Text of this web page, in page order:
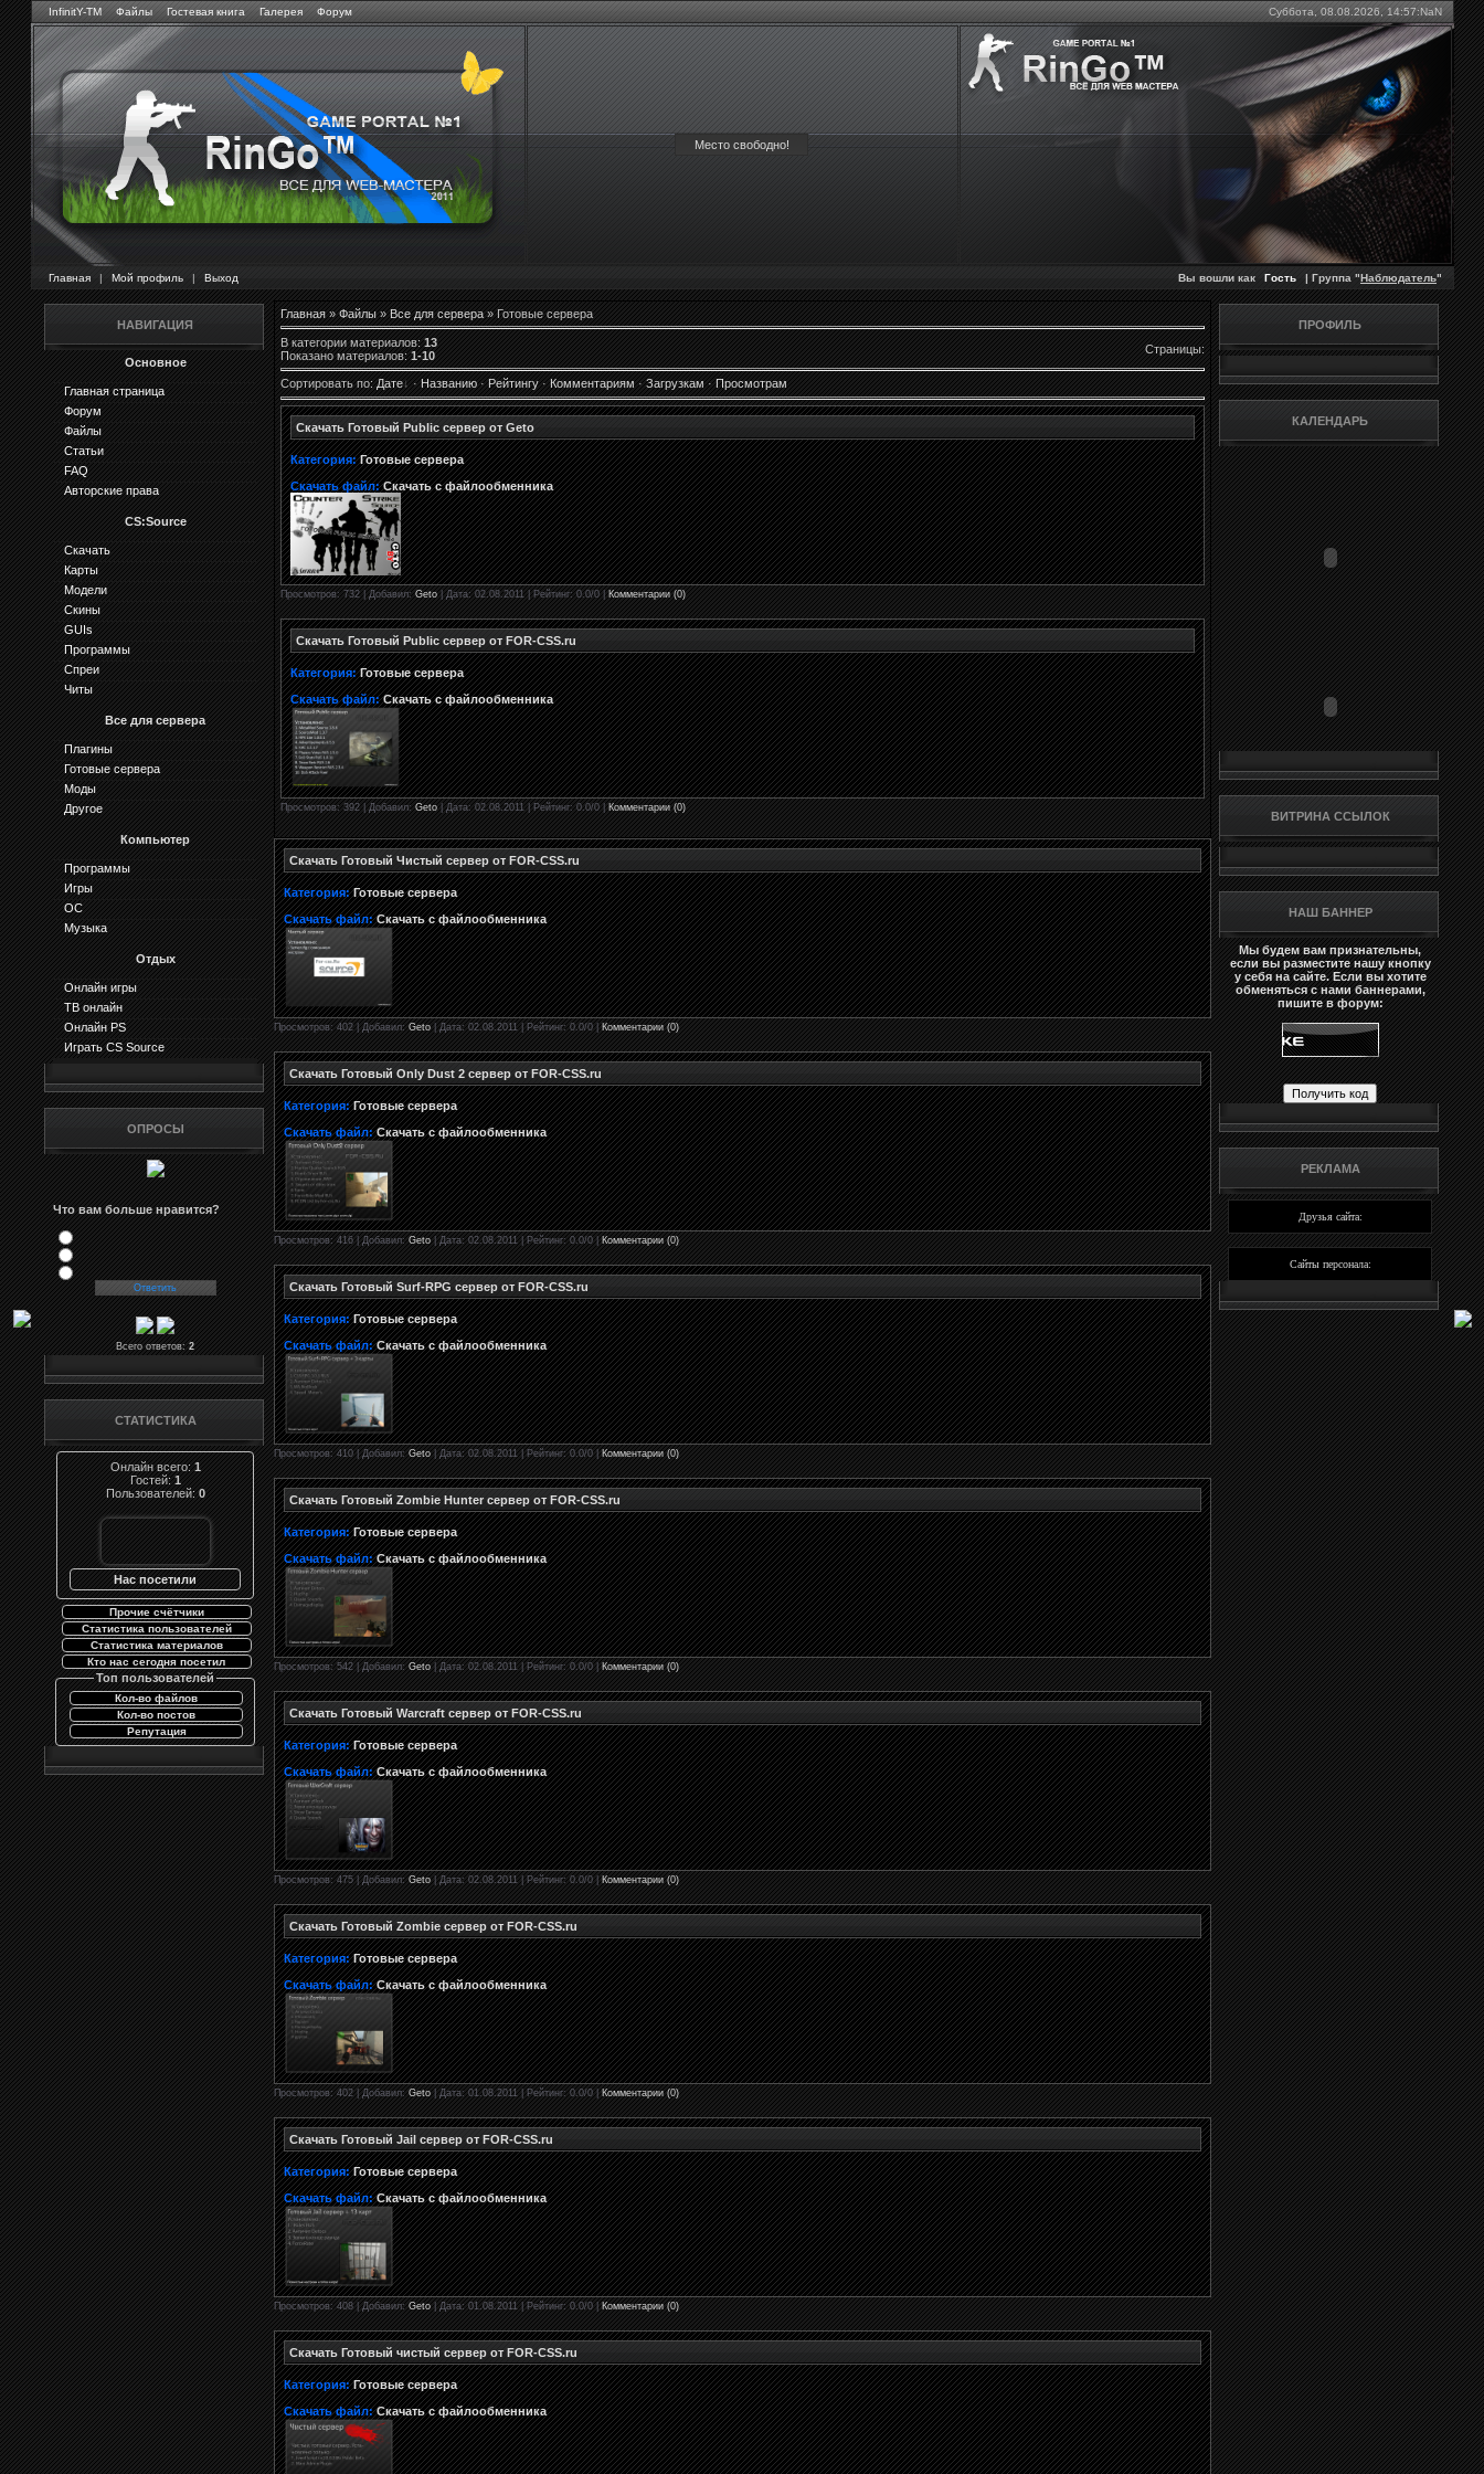
InfinitY-TM Файлы Гостевая книга Галерея Форум Суббота, 08.08.2026, 14:57:NaN
Место свободно!
Главная | Мой профиль | Выход Вы вошли как Гость | Группа "Наблюдатель"
НАВИГАЦИЯ
Основное
Главная страница
Форум
Файлы
Статьи
FAQ
Авторские права
CS:Source
Скачать
Карты
Модели
Скины
GUIs
Программы
Спреи
Читы
Все для сервера
Плагины
Готовые сервера
Моды
Другое
Компьютер
Программы
Игры
ОС
Музыка
Отдых
Онлайн игры
ТВ онлайн
Онлайн PS
Играть CS Source
ОПРОСЫ
Что вам больше нравится?
Всего ответов:2
СТАТИСТИКА
Онлайн всего:1
Гостей:1
Пользователей:0
Нас посетили
Прочие счётчики
Статистика пользователей
Статистика материалов
Кто нас сегодня посетил
Топ пользователей
Кол-во файлов
Кол-во постов
Репутация
Главная»Файлы»Все для сервера» Готовые сервера
В категории материалов:13
Показано материалов:1-10 Страницы:
Сортировать по:Дате ·Названию·Рейтингу·Комментариям·Загрузкам·Просмотрам
Скачать Готовый Public сервер от Geto
Категория: Готовые сервера
Скачать файл: Скачать с файлообменника
Просмотров: 732 | Добавил:Geto| Дата: 02.08.2011 | Рейтинг: 0.0/0 |Комментарии (0)
Скачать Готовый Public сервер от FOR-CSS.ru
Категория: Готовые сервера
Скачать файл: Скачать с файлообменника
Просмотров: 392 | Добавил:Geto| Дата: 02.08.2011 | Рейтинг: 0.0/0 |Комментарии (0)
Скачать Готовый Чистый сервер от FOR-CSS.ru
Категория: Готовые сервера
Скачать файл: Скачать с файлообменника
Просмотров: 402 | Добавил:Geto| Дата: 02.08.2011 | Рейтинг: 0.0/0 |Комментарии (0)
Скачать Готовый Only Dust 2 сервер от FOR-CSS.ru
Категория: Готовые сервера
Скачать файл: Скачать с файлообменника
Просмотров: 416 | Добавил:Geto| Дата: 02.08.2011 | Рейтинг: 0.0/0 |Комментарии (0)
Скачать Готовый Surf-RPG сервер от FOR-CSS.ru
Категория: Готовые сервера
Скачать файл: Скачать с файлообменника
Просмотров: 410 | Добавил:Geto| Дата: 02.08.2011 | Рейтинг: 0.0/0 |Комментарии (0)
Скачать Готовый Zombie Hunter сервер от FOR-CSS.ru
Категория: Готовые сервера
Скачать файл: Скачать с файлообменника
Просмотров: 542 | Добавил:Geto| Дата: 02.08.2011 | Рейтинг: 0.0/0 |Комментарии (0)
Скачать Готовый Warcraft сервер от FOR-CSS.ru
Категория: Готовые сервера
Скачать файл: Скачать с файлообменника
Просмотров: 475 | Добавил:Geto| Дата: 02.08.2011 | Рейтинг: 0.0/0 |Комментарии (0)
Скачать Готовый Zombie сервер от FOR-CSS.ru
Категория: Готовые сервера
Скачать файл: Скачать с файлообменника
Просмотров: 402 | Добавил:Geto| Дата: 01.08.2011 | Рейтинг: 0.0/0 |Комментарии (0)
Скачать Готовый Jail сервер от FOR-CSS.ru
Категория: Готовые сервера
Скачать файл: Скачать с файлообменника
Просмотров: 408 | Добавил:Geto| Дата: 01.08.2011 | Рейтинг: 0.0/0 |Комментарии (0)
Скачать Готовый чистый сервер от FOR-CSS.ru
Категория: Готовые сервера
Скачать файл: Скачать с файлообменника
ПРОФИЛЬ
КАЛЕНДАРЬ
ВИТРИНА ССЫЛОК
НАШ БАННЕР
Мы будем вам признательны,
если вы разместите нашу кнопку
у себя на сайте. Если вы хотите
обменяться с нами баннерами,
пишите в форум:
РЕКЛАМА
Друзья сайта:
Сайты персонала: